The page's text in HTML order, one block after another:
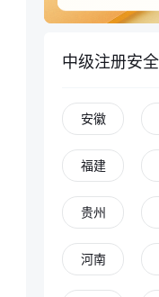
中级注册安
安徽
福建
贵州
河南